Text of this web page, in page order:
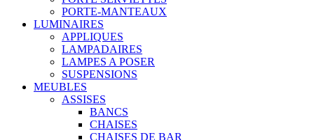
PORTE-MANTEAUX
LUMINAIRES
APPLIQUES
LAMPADAIRES
LAMPES A POSER
SUSPENSIONS
MEUBLES
ASSISES
BANCS
CHAISES
CHAISES DE BAR